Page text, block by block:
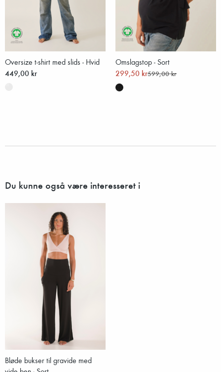
Oversize t-shirt med slids - Hvid
449,00 kr
Omslagstop - Sort
299,50 kr599,00 kr
Du kunne også være interesseret i
Bløde bukser til gravide med